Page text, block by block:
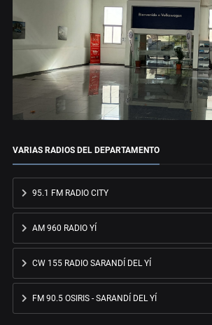
VARIAS RADIOS DEL DEPARTAMENTO
95.1 FM RADIO CITY
AM 960 RADIO YÍ
CW 155 RADIO SARANDÍ DEL YÍ
FM 90.5 OSIRIS - SARANDÍ DEL YÍ